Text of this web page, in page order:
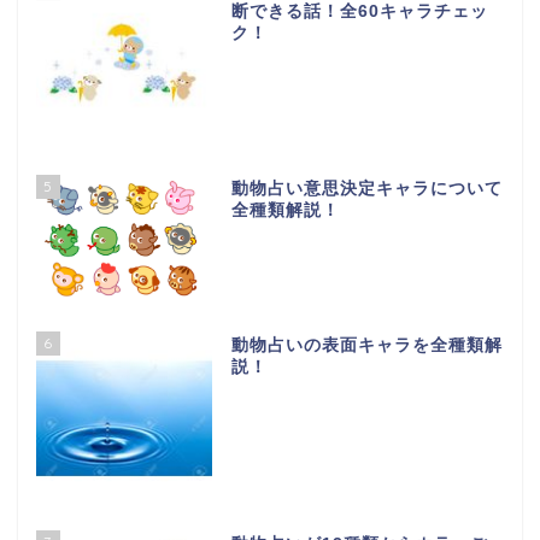
断できる話！全60キャラチェッ
ク！
5
動物占い意思決定キャラについて
全種類解説！
6
動物占いの表面キャラを全種類解
説！